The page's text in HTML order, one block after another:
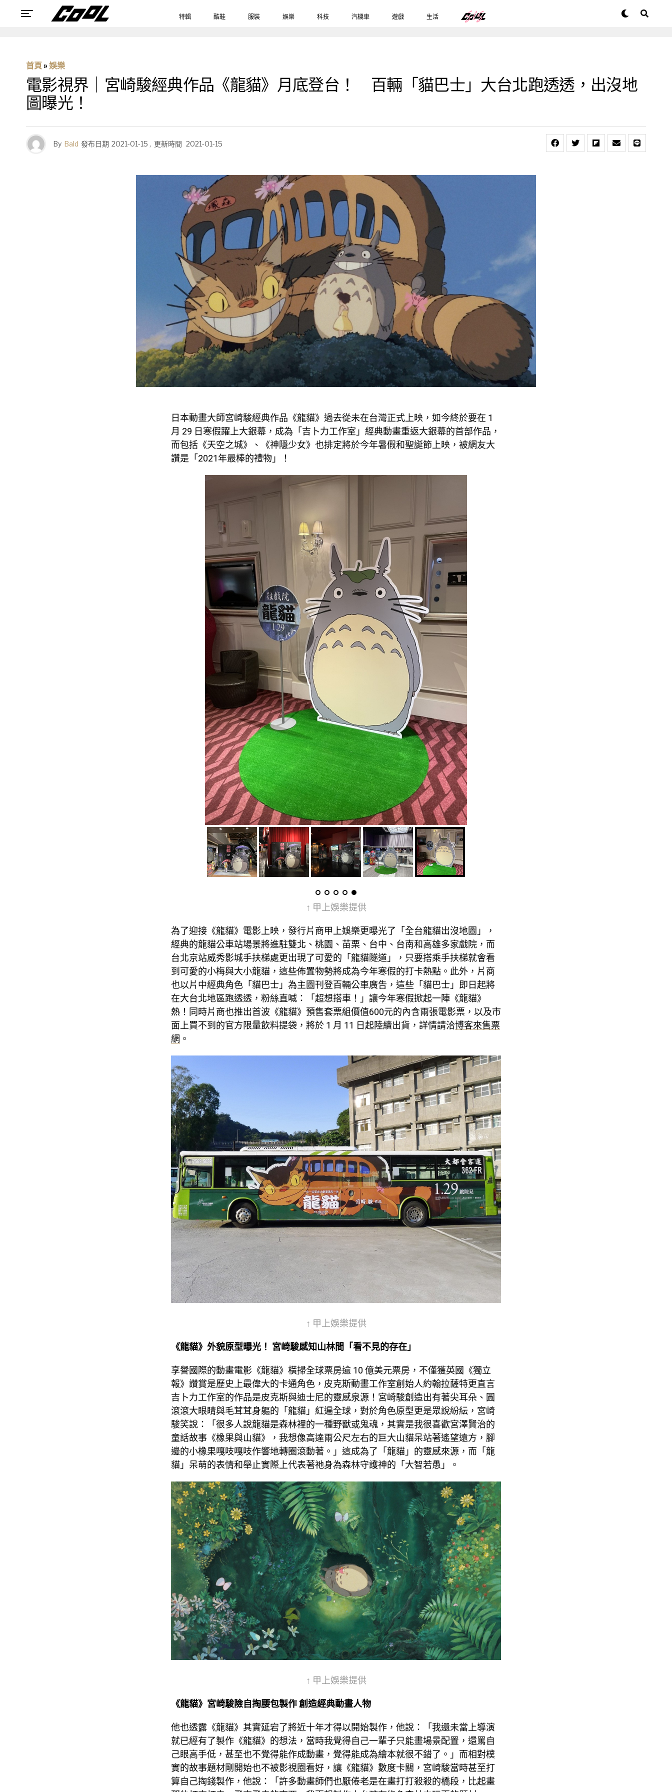
特輯 酷鞋 服裝 娛樂 科技 汽機車 遊戲 生活
首頁 » 娛樂
電影視界｜宮崎駿經典作品《龍貓》月底登台！ 百輛「貓巴士」大台北跑透透，出沒地
圖曝光！
By Bald 發布日期 2021-01-15 , 更新時間 2021-01-15
日本動畫大師宮崎駿經典作品《龍貓》過去從未在台灣正式上映，如今終於要在 1
月 29 日寒假躍上大銀幕，成為「吉卜力工作室」經典動畫重返大銀幕的首部作品，
而包括《天空之城》、《神隱少女》也排定將於今年暑假和聖誕節上映，被網友大
讚是「2021年最棒的禮物」！
↑ 甲上娛樂提供
為了迎接《龍貓》電影上映，發行片商甲上娛樂更曝光了「全台龍貓出沒地圖」，
經典的龍貓公車站場景將進駐雙北、桃園、苗栗、台中、台南和高雄多家戲院，而
台北京站威秀影城手扶梯處更出現了可愛的「龍貓隧道」，只要搭乘手扶梯就會看
到可愛的小梅與大小龍貓，這些佈置物勢將成為今年寒假的打卡熱點。此外，片商
也以片中經典角色「貓巴士」為主圖刊登百輛公車廣告，這些「貓巴士」即日起將
在大台北地區跑透透，粉絲直喊：「超想搭車！」讓今年寒假掀起一陣《龍貓》
熱！同時片商也推出首波《龍貓》預售套票組價值600元的內含兩張電影票，以及市
面上買不到的官方限量飲料提袋，將於 1 月 11 日起陸續出貨，詳情請洽博客來售票
網 。
↑ 甲上娛樂提供
《龍貓》外貌原型曝光！ 宮崎駿感知山林間「看不見的存在」
享譽國際的動畫電影《龍貓》橫掃全球票房逾 10 億美元票房，不僅獲英國《獨立
報》讚賞是歷史上最偉大的卡通角色，皮克斯動畫工作室創始人約翰拉薩特更直言
吉卜力工作室的作品是皮克斯與迪士尼的靈感泉源！宮崎駿創造出有著尖耳朵、圓
滾滾大眼睛與毛茸茸身軀的「龍貓」紅遍全球，對於角色原型更是眾說紛紜，宮崎
駿笑說：「很多人說龍貓是森林裡的一種野獸或鬼魂，其實是我很喜歡宮澤賢治的
童話故事《橡果與山貓》，我想像高達兩公尺左右的巨大山貓呆站著遙望遠方，腳
邊的小橡果嘎吱嘎吱作響地轉圈滾動著。」這成為了「龍貓」的靈感來源，而「龍
貓」呆萌的表情和舉止實際上代表著祂身為森林守護神的「大智若愚」。
↑ 甲上娛樂提供
《龍貓》宮崎駿險自掏腰包製作 創造經典動畫人物
他也透露《龍貓》其實延宕了將近十年才得以開始製作，他說：「我還未當上導演
就已經有了製作《龍貓》的想法，當時我覺得自己一輩子只能畫場景配置，還罵自
己眼高手低，甚至也不覺得能作成動畫，覺得能成為繪本就很不錯了。」而相對樸
實的故事題材剛開始也不被影視圈看好，讓《龍貓》數度卡關，宮崎駿當時甚至打
算自己掏錢製作，他說：「許多動畫師們也厭倦老是在畫打打殺殺的橋段，比起畫